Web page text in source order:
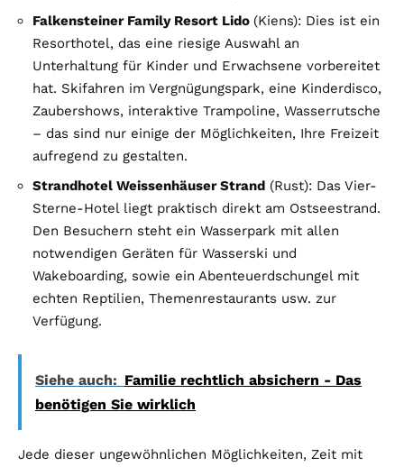
Falkensteiner Family Resort Lido (Kiens): Dies ist ein
Resorthotel, das eine riesige Auswahl an
Unterhaltung für Kinder und Erwachsene vorbereitet
hat. Skifahren im Vergnügungspark, eine Kinderdisco,
Zaubershows, interaktive Trampoline, Wasserrutsche
– das sind nur einige der Möglichkeiten, Ihre Freizeit
aufregend zu gestalten.
Strandhotel Weissenhäuser Strand (Rust): Das Vier-
Sterne-Hotel liegt praktisch direkt am Ostseestrand.
Den Besuchern steht ein Wasserpark mit allen
notwendigen Geräten für Wasserski und
Wakeboarding, sowie ein Abenteuerdschungel mit
echten Reptilien, Themenrestaurants usw. zur
Verfügung.
Siehe auch: Familie rechtlich absichern - Das
benötigen Sie wirklich
Jede dieser ungewöhnlichen Möglichkeiten, Zeit mit